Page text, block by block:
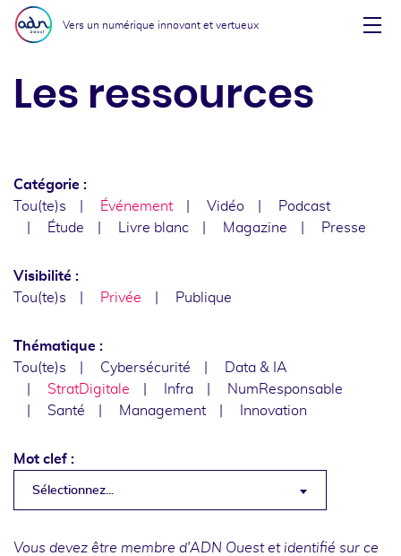
Aller au menu
Aller au contenu
Vers un numérique innovant et vertueux
Les ressources
Catégorie :
Tou(te)s
Événement Vidéo
Podcast
Étude
Livre blanc Magazine Presse
Visibilité :
Tou(te)s
Privée Publique
Thématique :
Tou(te)s
Cybersécurité
Data & IA
StratDigitale
Infra
NumResponsable
Santé
Management Innovation
Mot clef :
Sélectionnez...
Vous devez être membre d'ADN Ouest et identifié sur ce